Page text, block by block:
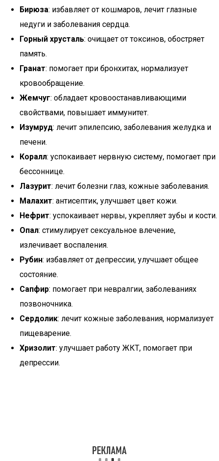
Бирюза: избавляет от кошмаров, лечит глазные
недуги и заболевания сердца.
Горный хрусталь: очищает от токсинов, обостряет
память.
Гранат: помогает при бронхитах, нормализует
кровообращение.
Жемчуг: обладает кровоостанавливающими
свойствами, повышает иммунитет.
Изумруд: лечит эпилепсию, заболевания желудка и
печени.
Коралл: успокаивает нервную систему, помогает при
бессоннице.
Лазурит: лечит болезни глаз, кожные заболевания.
Малахит: антисептик, улучшает цвет кожи.
Нефрит: успокаивает нервы, укрепляет зубы и кости.
Опал: стимулирует сексуальное влечение,
излечивает воспаления.
Рубин: избавляет от депрессии, улучшает общее
состояние.
Сапфир: помогает при невралгии, заболеваниях
позвоночника.
Сердолик: лечит кожные заболевания, нормализует
пищеварение.
Хризолит: улучшает работу ЖКТ, помогает при
депрессии.